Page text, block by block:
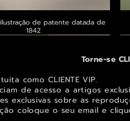
Visualização rápidade patente datada de
1842
Torne-se
como CLIENTE VIP.
de acesso a artigos
exclusivas sobre as
coloque o seu email e